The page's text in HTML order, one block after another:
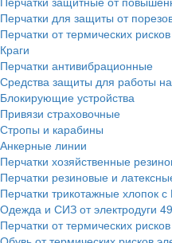
Перчатки для защиты от
Перчатки от термических
Краги
Перчатки антивибрационные
Средства защиты для работы
Блокирующие устройства
Привязи страховочные
Стропы и карабины
Анкерные линии
Перчатки хозяйственные
Перчатки резиновые и
Перчатки трикотажные хлопок
Одежда и СИЗ от электродуги 49
Перчатки от термических